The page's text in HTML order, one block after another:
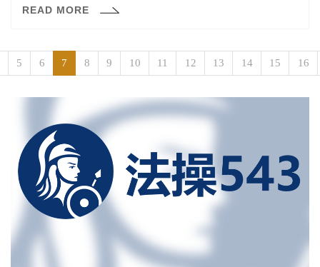
提升至三級後，律師的line@也隨著發布防疫升級的新聞，
READ MORE
5 6 7 8 9 10 11 12 13 14 15 16